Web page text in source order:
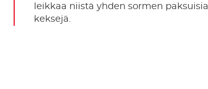
leikkaa niistä yhden sormen paksuisia
keksejä.